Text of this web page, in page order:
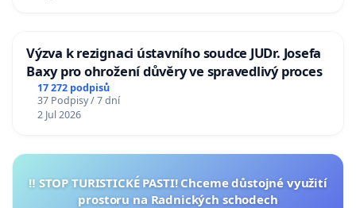
Výzva k rezignaci ústavního soudce JUDr. Josefa
Baxy pro ohrožení důvěry ve spravedlivý proces
17 272 podpisů
37 Podpisy / 7 dní
2 Jul 2026
‼️ STOP TURISTICKÉ PASTI! Chceme důstojné využití
prostoru na Radnických schodech